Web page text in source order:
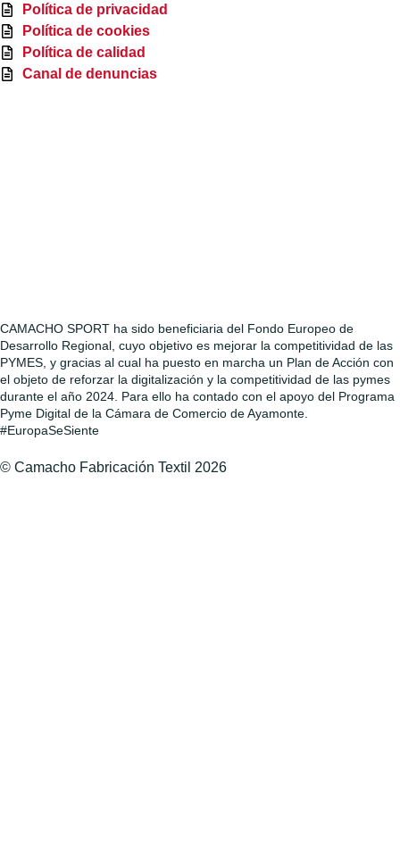
Política de privacidad
Política de cookies
Política de calidad
Canal de denuncias
CAMACHO SPORT ha sido beneficiaria del Fondo Europeo de
Desarrollo Regional, cuyo objetivo es mejorar la competitividad de las
PYMES, y gracias al cual ha puesto en marcha un Plan de Acción con
el objeto de reforzar la digitalización y la competitividad de las pymes
durante el año 2024. Para ello ha contado con el apoyo del Programa
Pyme Digital de la Cámara de Comercio de Ayamonte.
#EuropaSeSiente
© Camacho Fabricación Textil 2026